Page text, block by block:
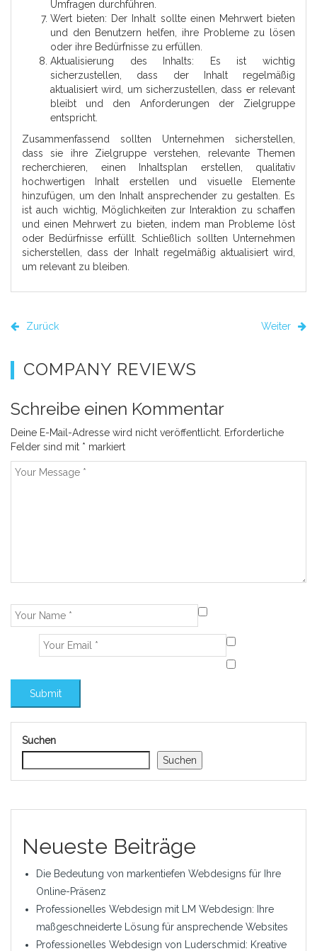
Umfragen durchführen.
Wert bieten: Der Inhalt sollte einen Mehrwert bieten
und den Benutzern helfen, ihre Probleme zu lösen
oder ihre Bedürfnisse zu erfüllen.
Aktualisierung des Inhalts: Es ist wichtig
sicherzustellen, dass der Inhalt regelmäßig
aktualisiert wird, um sicherzustellen, dass er relevant
bleibt und den Anforderungen der Zielgruppe
entspricht.
Zusammenfassend sollten Unternehmen sicherstellen,
dass sie ihre Zielgruppe verstehen, relevante Themen
recherchieren, einen Inhaltsplan erstellen, qualitativ
hochwertigen Inhalt erstellen und visuelle Elemente
hinzufügen, um den Inhalt ansprechender zu gestalten. Es
ist auch wichtig, Möglichkeiten zur Interaktion zu schaffen
und einen Mehrwert zu bieten, indem man Probleme löst
oder Bedürfnisse erfüllt. Schließlich sollten Unternehmen
sicherstellen, dass der Inhalt regelmäßig aktualisiert wird,
um relevant zu bleiben.
Zurück Weiter
COMPANY REVIEWS
Schreibe einen Kommentar
Deine E-Mail-Adresse wird nicht veröffentlicht. Erforderliche
Felder sind mit * markiert
Suchen
Suchen
Neueste Beiträge
Die Bedeutung von markentiefen Webdesigns für Ihre
Online-Präsenz
Professionelles Webdesign mit LM Webdesign: Ihre
maßgeschneiderte Lösung für ansprechende Websites
Professionelles Webdesign von Luderschmid: Kreative